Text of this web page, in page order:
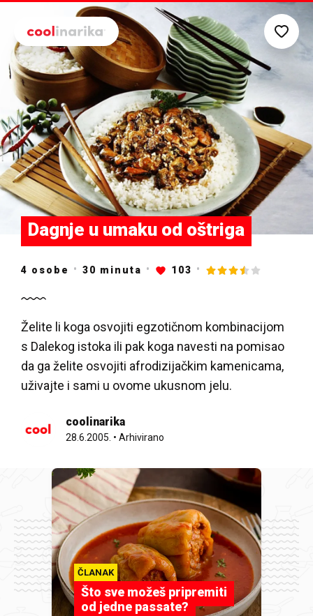
Preskoči na glavni sadržaj
Dagnje u umaku od oštriga
4 osobe 30 minuta 103
Želite li koga osvojiti egzotičnom kombinacijom
s Dalekog istoka ili pak koga navesti na pomisao
da ga želite osvojiti afrodizijačkim kamenicama,
uživajte i sami u ovome ukusnom jelu.
coolinarika
28.6.2005. • Arhivirano
ČLANAK
Što sve možeš pripremiti
od jedne passate?